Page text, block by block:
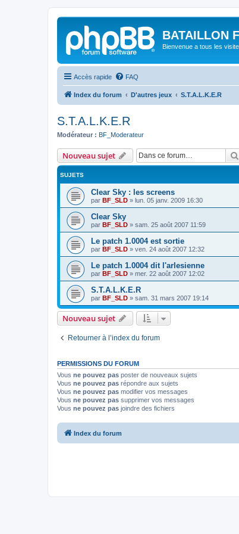
BATAILLON
Bienvenue a tous les
Accès rapide FAQ
Index du forum D'autres jeux S.T.A.L.K.E.R
S.T.A.L.K.E.R
Modérateur : BF_Moderateur
Nouveau sujet
SUJETS
Clear Sky : les screens
par BF_SLD » lun. 05 janv. 2009 16:30
Clear Sky
par BF_SLD » sam. 25 août 2007 11:59
Le patch 1.0004 est sortie
par BF_SLD » ven. 24 août 2007 12:32
Le patch 1.0004 dit l'arlesienne
par BF_SLD » mer. 22 août 2007 12:02
S.T.A.L.K.E.R
par BF_SLD » sam. 31 mars 2007 19:14
Nouveau sujet
Retourner à l’index du forum
PERMISSIONS DU FORUM
Vous ne pouvez pas poster de nouveaux sujets
Vous ne pouvez pas répondre aux sujets
Vous ne pouvez pas modifier vos messages
Vous ne pouvez pas supprimer vos messages
Vous ne pouvez pas joindre des fichiers
Index du forum